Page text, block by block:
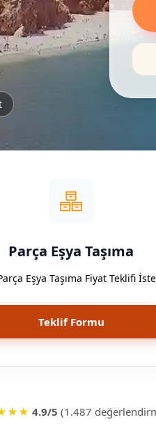
Parça Eşya Taşıma
Eşya Taşıma Fiyat Teklifi İste
Teklif Formu
4.9/5 (1.487